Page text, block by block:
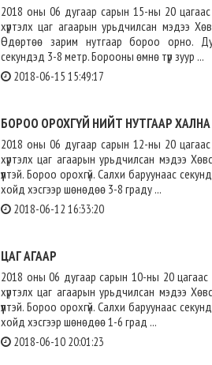
2018 оны 06 дугаар сарын 15-ны 20
хүртэлх цаг агаарын урьдчилсан мэдээ
Өдөртөө зарим нутгаар бороо орно. Дуу
секундэд 3-8 метр. Борооны өмнө түр зуур ...
2018-06-15 15:49:17
БОРОО ОРОХГҮЙ НИЙТ НУТГААР ХАЛНА
2018 оны 06 дугаар сарын 12-ны 20
хүртэлх цаг агаарын урьдчилсан мэдээ
үүлтэй. Бороо орохгүй. Салхи баруунаас
хойд хэсгээр шөнөдөө 3-8 граду ...
2018-06-12 16:33:20
ЦАГ АГААР
2018 оны 06 дугаар сарын 10-ны 20
хүртэлх цаг агаарын урьдчилсан мэдээ
үүлтэй. Бороо орохгүй. Салхи баруунаас
хойд хэсгээр шөнөдөө 1-6 град ...
2018-06-10 20:01:23